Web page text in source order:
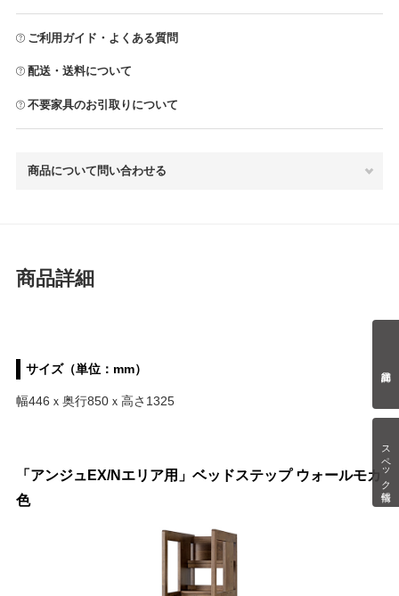
スペック情報
ご利用ガイド・よくある質問
配送・送料について
不要家具のお引取りについて
商品について問い合わせる
商品詳細
サイズ（単位：mm）
幅446ｘ奥行850ｘ高さ1325
「アンジュEX/Nエリア用」ベッドステップ ウォールモカ
色